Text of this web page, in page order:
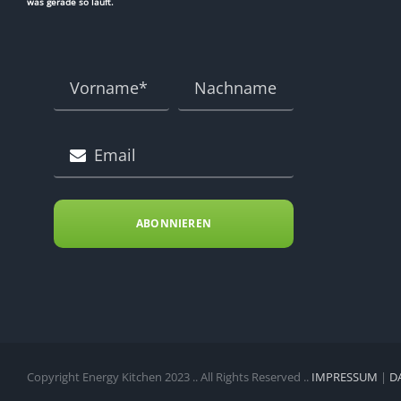
ABONNIEREN
Copyright Energy Kitchen 2023 .. All Rights Reserved .. IMPRESSUM |